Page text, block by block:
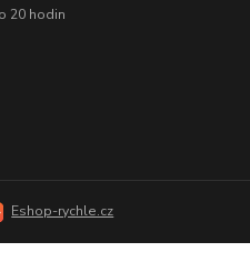
20 hodin
Eshop-rychle.cz